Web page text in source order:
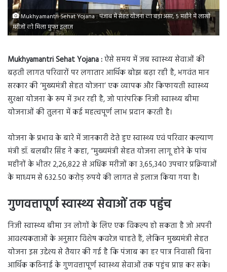
Mukhyamantri Sehat Yojana : पंजाब में सेहत योजना का बड़ा असर, 5 महीने में लाखों
मरीजों को मिला मुफ्त इलाज
Mukhyamantri Sehat Yojana :ऐसे समय में जब स्वास्थ्य सेवाओं की
बढ़ती लागत परिवारों पर लगातार आर्थिक बोझ बढ़ा रही है, भगवंत मान
सरकार की ‘मुख्यमंत्री सेहत योजना’ एक व्यापक और किफायती स्वास्थ्य
सुरक्षा योजना के रूप में उभर रही है, जो पारंपरिक निजी स्वास्थ्य बीमा
योजनाओं की तुलना में कई महत्वपूर्ण लाभ प्रदान करती है।
योजना के प्रभाव के बारे में जानकारी देते हुए स्वास्थ्य एवं परिवार कल्याण
मंत्री डॉ. बलबीर सिंह ने कहा, “मुख्यमंत्री सेहत योजना लागू होने के पांच
महीनों के भीतर 2,26,822 से अधिक मरीजों का 3,65,340 उपचार प्रक्रियाओं
के माध्यम से 632.50 करोड़ रुपये की लागत से इलाज किया गया है।
गुणवत्तापूर्ण स्वास्थ्य सेवाओं तक पहुंच
निजी स्वास्थ्य बीमा उन लोगों के लिए एक विकल्प हो सकता है जो अपनी
आवश्यकताओं के अनुसार विशेष कवरेज चाहते हैं, लेकिन मुख्यमंत्री सेहत
योजना इस उद्देश्य से तैयार की गई है कि पंजाब का हर पात्र निवासी बिना
आर्थिक कठिनाई के गुणवत्तापूर्ण स्वास्थ्य सेवाओं तक पहुंच प्राप्त कर सके।